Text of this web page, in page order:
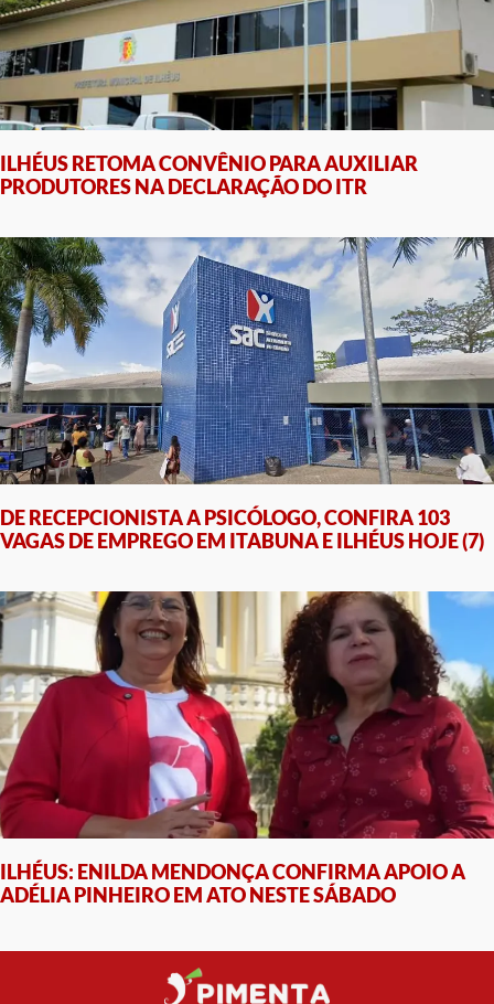
ILHÉUS RETOMA CONVÊNIO PARA AUXILIAR
PRODUTORES NA DECLARAÇÃO DO ITR
DE RECEPCIONISTA A PSICÓLOGO, CONFIRA 103
VAGAS DE EMPREGO EM ITABUNA E ILHÉUS HOJE (7)
ILHÉUS: ENILDA MENDONÇA CONFIRMA APOIO A
ADÉLIA PINHEIRO EM ATO NESTE SÁBADO